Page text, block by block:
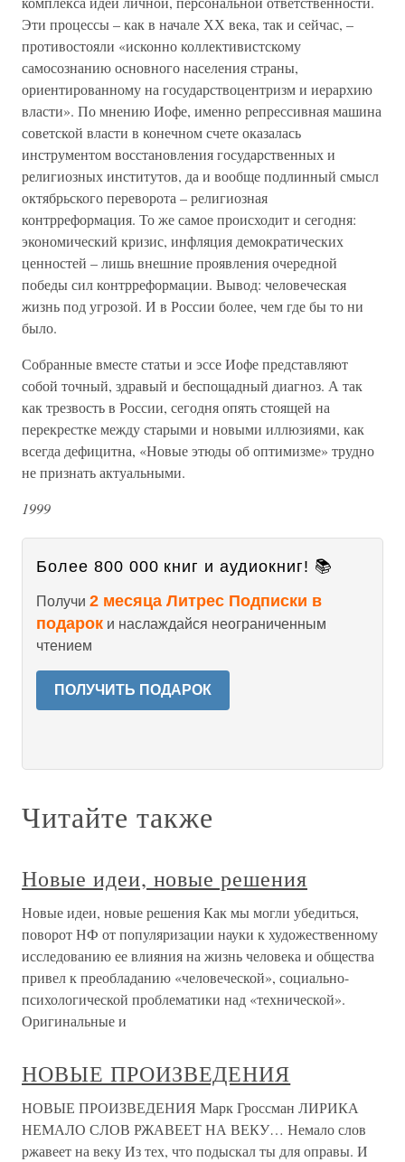
Эти процессы – как в начале ХХ века, так и сейчас, –
противостояли «исконно коллективистскому
самосознанию основного населения страны,
ориентированному на государствоцентризм и иерархию
власти». По мнению Иофе, именно репрессивная машина
советской власти в конечном счете оказалась
инструментом восстановления государственных и
религиозных институтов, да и вообще подлинный смысл
октябрьского переворота – религиозная
контрреформация. То же самое происходит и сегодня:
экономический кризис, инфляция демократических
ценностей – лишь внешние проявления очередной
победы сил контрреформации. Вывод: человеческая
жизнь под угрозой. И в России более, чем где бы то ни
было.
Собранные вместе статьи и эссе Иофе представляют
собой точный, здравый и беспощадный диагноз. А так
как трезвость в России, сегодня опять стоящей на
перекрестке между старыми и новыми иллюзиями, как
всегда дефицитна, «Новые этюды об оптимизме» трудно
не признать актуальными.
1999
Более 800 000 книг и аудиокниг! 📚
Получи 2 месяца Литрес Подписки в
подарок и наслаждайся неограниченным
чтением
ПОЛУЧИТЬ ПОДАРОК
Читайте также
Новые идеи, новые решения
Новые идеи, новые решения Как мы могли убедиться,
поворот НФ от популяризации науки к художественному
исследованию ее влияния на жизнь человека и общества
привел к преобладанию «человеческой», социально-
психологической проблематики над «технической».
Оригинальные и
НОВЫЕ ПРОИЗВЕДЕНИЯ
НОВЫЕ ПРОИЗВЕДЕНИЯ Марк Гроссман ЛИРИКА
НЕМАЛО СЛОВ РЖАВЕЕТ НА ВЕКУ… Немало слов
ржавеет на веку Из тех, что подыскал ты для оправы. И